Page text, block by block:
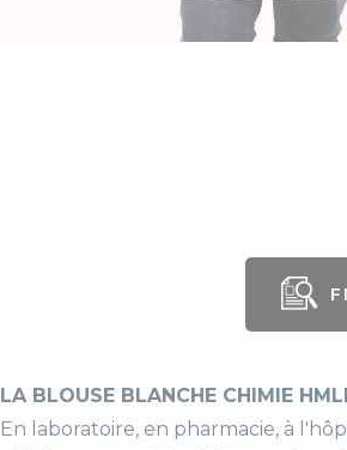
LA BLOUSE BLANCHE CHIMIE
En laboratoire, en pharmacie, à